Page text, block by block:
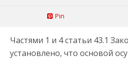
Pin
Частями 1 и 4 статьи 43.1
установлено, что основой